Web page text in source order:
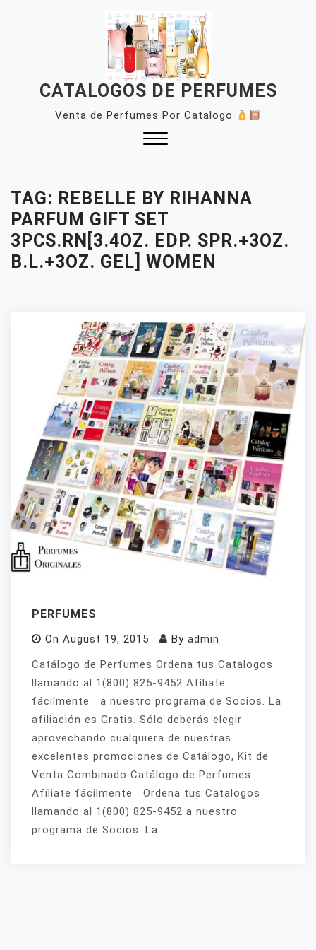
CATALOGOS DE PERFUMES
Venta de Perfumes Por Catalogo
TAG: REBELLE BY RIHANNA
PARFUM GIFT SET
3PCS.RN[3.4OZ. EDP. SPR.+3OZ.
B.L.+3OZ. GEL] WOMEN
PERFUMES
On August 19, 2015 By admin
Catálogo de Perfumes Ordena tus Catalogos
llamando al 1(800) 825-9452 Afíliate
fácilmente a nuestro programa de Socios. La
afiliación es Gratis. Sólo deberás elegir
aprovechando cualquiera de nuestras
excelentes promociones de Catálogo, Kit de
Venta Combinado Catálogo de Perfumes
Afíliate fácilmente Ordena tus Catalogos
llamando al 1(800) 825-9452 a nuestro
programa de Socios. La.